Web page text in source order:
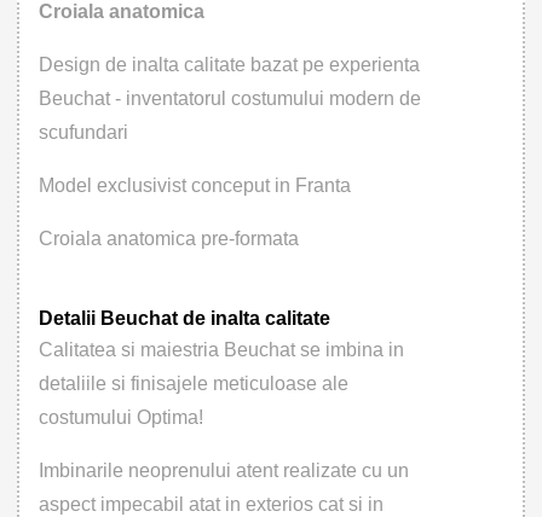
Croiala anatomica
Design de inalta calitate bazat pe experienta
Beuchat - inventatorul costumului modern de
scufundari
Model exclusivist conceput in Franta
Croiala anatomica pre-formata
Detalii Beuchat de inalta calitate
Calitatea si maiestria Beuchat se imbina in
detaliile si finisajele meticuloase ale
costumului Optima!
Imbinarile neoprenului atent realizate cu un
aspect impecabil atat in exterios cat si in